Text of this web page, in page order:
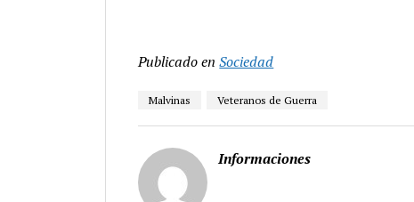
Publicado en Sociedad
Malvinas Veteranos de Guerra
Informaciones